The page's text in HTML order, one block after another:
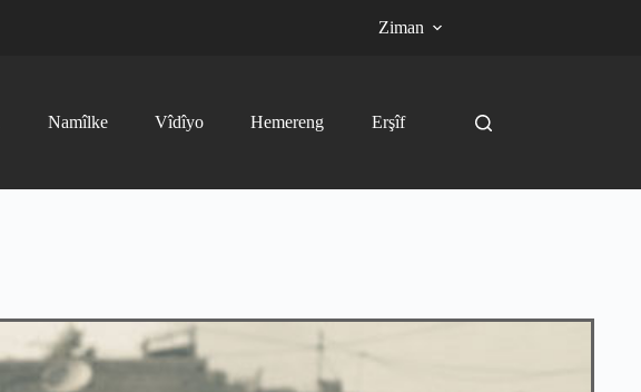
Ziman
Namîlke Vîdîyo Hemereng Erşîf